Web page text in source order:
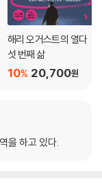
해리 오거스트의 열다
섯 번째 삶
20,700원
10%
을 하고 있다.